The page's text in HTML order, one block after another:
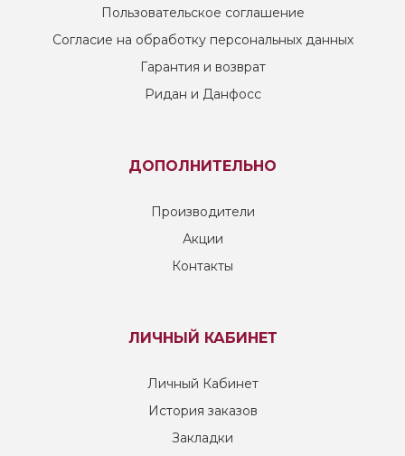
Пользовательское соглашение
Согласие на обработку персональных данных
Гарантия и возврат
Ридан и Данфосс
ДОПОЛНИТЕЛЬНО
Производители
Акции
Контакты
ЛИЧНЫЙ КАБИНЕТ
Личный Кабинет
История заказов
Закладки